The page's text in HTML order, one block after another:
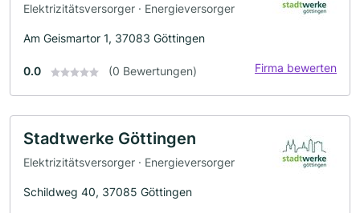
Elektrizitätsversorger · Energieversorger
Am Geismartor 1, 37083 Göttingen
0.0 (0 Bewertungen) Firma bewerten
Stadtwerke Göttingen
Elektrizitätsversorger · Energieversorger
Schildweg 40, 37085 Göttingen